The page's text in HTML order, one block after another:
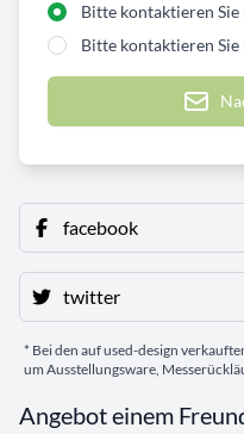
Bitte kontaktieren
Bitte kontaktieren
facebook
twitter
* Bei den auf used-design
um Ausstellungsware,
Angebot einem